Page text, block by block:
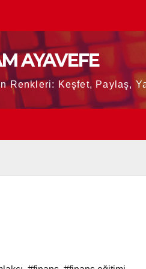
AYAVEFE
Renkleri: Keşfet, Paylaş,